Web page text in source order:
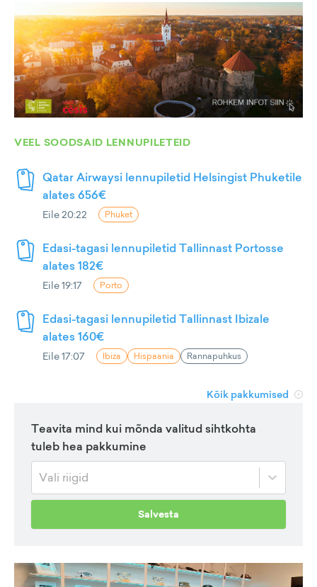
VEEL SOODSAID LENNUPILETEID
Qatar Airwaysi lennupiletid Helsingist Phuketile
alates 656€
Eile 20:22 Phuket
Edasi-tagasi lennupiletid Tallinnast Portosse
alates 182€
Eile 19:17 Porto
Edasi-tagasi lennupiletid Tallinnast Ibizale
alates 160€
Eile 17:07 Ibiza Hispaania Rannapuhkus
Kõik pakkumised
Teavita mind kui mõnda valitud sihtkohta
tuleb hea pakkumine
Vali riigid
Salvesta